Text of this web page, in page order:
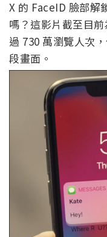
X 的 FaceID 臉部解
嗎？這影片截至目
過 730 萬瀏覽人次
段畫面。